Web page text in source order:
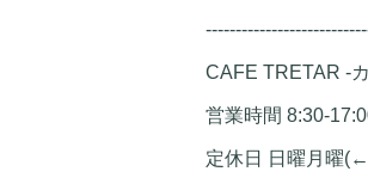
CAFE TRETAR -
営業時間 8:30-
定休日 日曜月曜